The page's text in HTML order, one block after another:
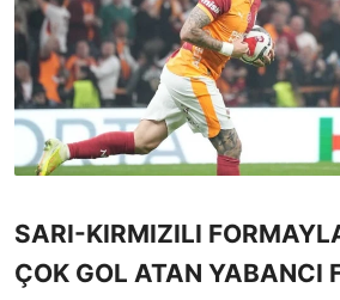
SARI-KIRMIZILI
ÇOK GOL ATAN YABANCI